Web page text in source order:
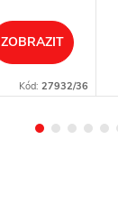
ZOBRAZIT
Kód: 27932/36